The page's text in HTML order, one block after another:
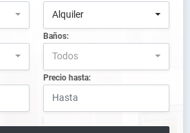
Alquiler
Baños:
Todos
Precio hasta: